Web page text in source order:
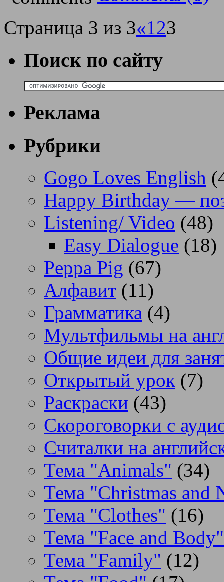
Страница 3 из 3«123
Поиск по сайту
Реклама
Рубрики
Gogo Loves English
Happy Birthday —
Listening/ Video (48)
Easy Dialogue (18)
Peppa Pig (67)
Алфавит (11)
Грамматика (4)
Мультфильмы на
Общие идеи для
Открытый урок (7)
Раскраски (43)
Скороговорки с
Считалки на
Тема "Animals" (34)
Тема "Christmas and
Тема "Clothes" (16)
Тема "Face and Body"
Тема "Family" (12)